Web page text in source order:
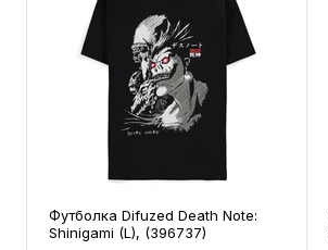
Футболка Difuzed Death Note:
Shinigami (L), (396737)